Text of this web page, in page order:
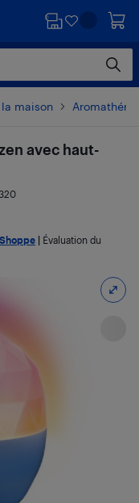
maison
avec haut-
Évaluation du